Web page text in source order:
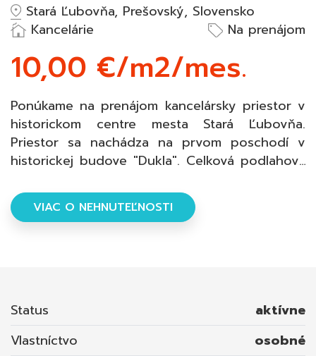
Stará Ľubovňa, Prešovský, Slovensko
Kancelárie
Na prenájom
10,00 €/m2/mes.
Ponúkame na prenájom kancelársky priestor v
historickom centre mesta Stará Ľubovňa.
Priestor sa nachádza na prvom poschodí v
historickej budove "Dukla". Celková podlahová
prenájmu je 210€ s DPH vrátane energií. K
dispozícii aj kuchynka a WC a tiež balkón. Viac
VIAC O NEHNUTEĽNOSTI
Status
aktívne
Vlastníctvo
osobné